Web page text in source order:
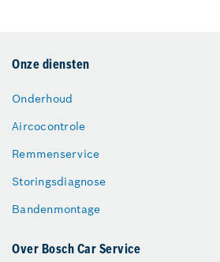
Onze diensten
Onderhoud
Aircocontrole
Remmenservice
Storingsdiagnose
Bandenmontage
Over Bosch Car Service